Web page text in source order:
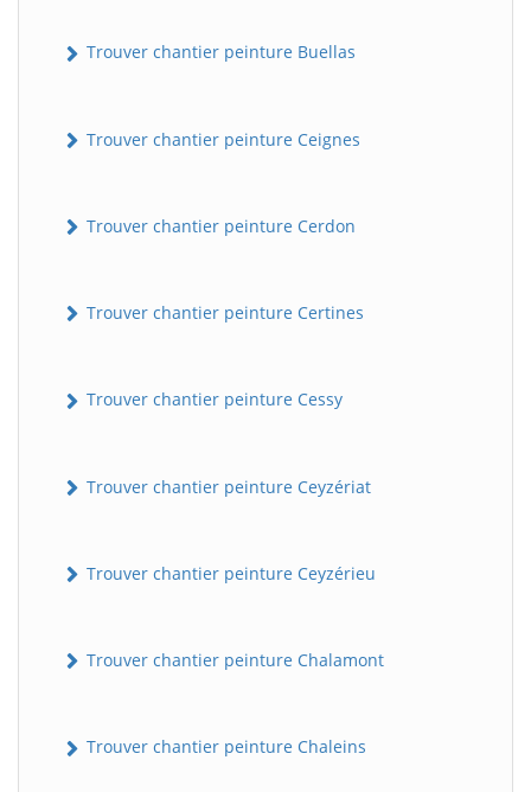
Trouver chantier peinture Buellas
Trouver chantier peinture Ceignes
Trouver chantier peinture Cerdon
Trouver chantier peinture Certines
Trouver chantier peinture Cessy
Trouver chantier peinture Ceyzériat
Trouver chantier peinture Ceyzérieu
Trouver chantier peinture Chalamont
Trouver chantier peinture Chaleins